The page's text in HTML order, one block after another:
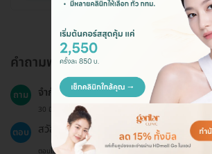
คำถามพบบ่อย
ถาม จำกัด Shot ไหมค่ะ
30 มิ.ย. 2026
ตอบ สวัสดีค่ะ แพ็กเกจนี้ Laser ไม่จำกัด Shotค่ะ
ตอบโดยทีมงาน HD